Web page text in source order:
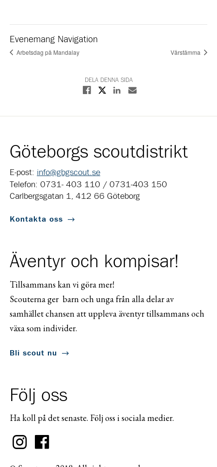
Evenemang Navigation
Arbetsdag på Mandalay Vårstämma
DELA DENNA SIDA
Dela på Facebook
Dela på XDela på Linkedin
Dela med E-post
Göteborgs scoutdistrikt
E-post: info@gbgscout.se
Telefon: 0731- 403 110 / 0731-403 150
Carlbergsgatan 1, 412 66 Göteborg
Kontakta oss
Äventyr och kompisar!
Tillsammans kan vi göra mer!
Scouterna ger barn och unga från alla delar av
samhället chansen att uppleva äventyr tillsammans och
växa som individer.
Bli scout nu
Följ oss
Ha koll på det senaste. Följ oss i sociala medier.